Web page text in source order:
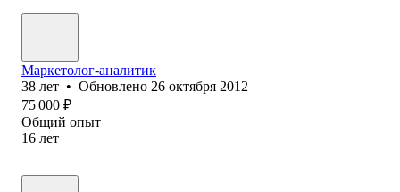
Маркетолог-аналитик
38 лет • Обновлено 26 октября 2012
75 000 ₽
Общий опыт
16 лет